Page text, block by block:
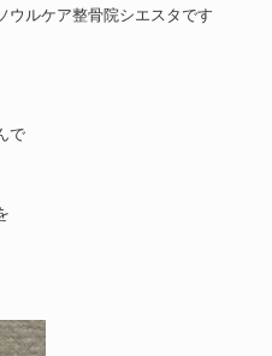
ウルケア整骨院シエスタです
で